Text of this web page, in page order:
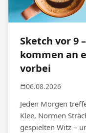
Sketch vor 9
kommen an
vorbei
06.08.2026
Jeden Morgen
Klee, Normen
gespielten Witz –